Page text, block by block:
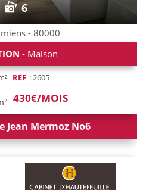
6
- 80000
- Maison
REF : 2605
430€/MOIS
Jean Mermoz No6